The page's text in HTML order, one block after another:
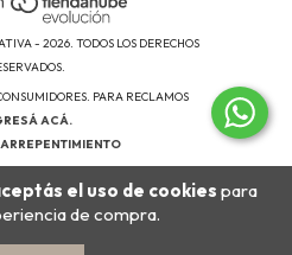
el uso de cookies para
de compra.
- 2026. TODOS LOS DERECHOS
PARA RECLAMOS
ACÁ.